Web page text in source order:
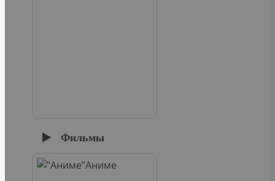
Фильмы
Аниме